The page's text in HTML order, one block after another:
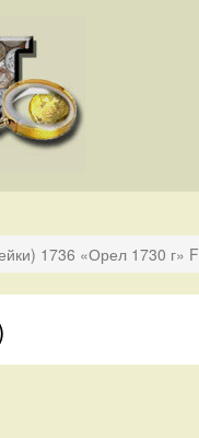
1736 «Орел 1730 г» F